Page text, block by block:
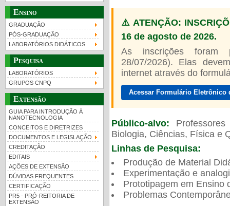
Ensino
GRADUAÇÃO
PÓS-GRADUAÇÃO
LABORATÓRIOS DIDÁTICOS
Pesquisa
LABORATÓRIOS
GRUPOS CNPQ
Extensão
GUIA PARA INTRODUÇÃO À
NANOTECNOLOGIA
CONCEITOS E DIRETRIZES
DOCUMENTOS E LEGISLAÇÃO
CREDITAÇÃO
EDITAIS
AÇÕES DE EXTENSÃO
DÚVIDAS FREQUENTES
CERTIFICAÇÃO
PR5 - PRÓ-REITORIA DE
EXTENSÃO
⚠️ ATENÇÃO:
16 de agosto de 2026.
As inscrições foram
28/07/2026). Elas
internet através do
Acessar Formulário
Público-alvo:
Biologia, Ciências, Física e
Linhas de Pesquisa:
Produção de Material
Experimentação e
Prototipagem em Ensino
Problemas